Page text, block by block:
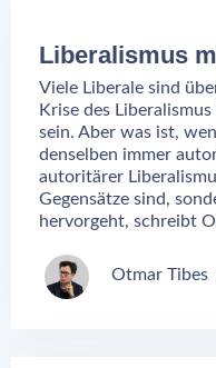
Liberalismus
Viele Liberale sind
Krise des
sein. Aber was ist,
denselben immer
autoritärer
Gegensätze sind,
hervorgeht, schreibt
Otmar Tibes